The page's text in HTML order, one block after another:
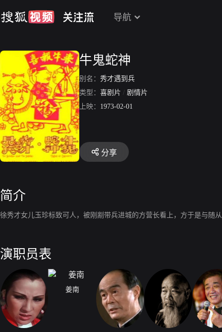
导航
牛鬼蛇神
别名： 秀才遇到兵
类型： 喜剧片 / 剧情片
上映： 1973-02-01
分享
简介
徐秀才女儿玉珍标致可人，被刚剬带兵进城的方营长看上，方于是与随
演职员表
姜南